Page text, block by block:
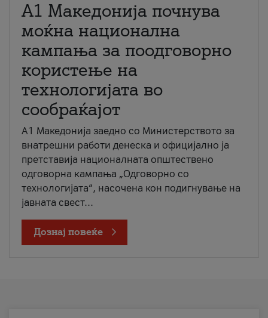
A1 Македонија почнува
моќна национална
кампања за поодговорно
користење на
технологијата во
сообраќајот
A1 Македонија заедно со Министерството за
внатрешни работи денеска и официјално ја
претставија националната општествено
одговорна кампања „Одговорно со
технологијата“, насочена кон подигнување на
јавната свест...
Дознај повеќе